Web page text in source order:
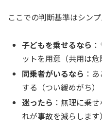
ここでの判断基準はシンプ
子どもを乗せるなら
ットを用意（共用は危
同乗者がいるなら ：
する（つい緩めがち）
迷ったら ：無理に乗
れが事故を減らします）